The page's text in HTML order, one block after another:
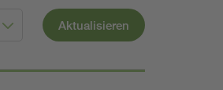
Aktualisieren